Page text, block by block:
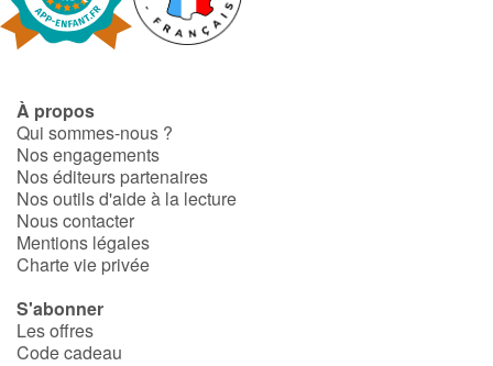
Fable, mythe, littérature et poésie
Ogres, monstres et sorcières
Héroïnes et héros
Écologie, nature, saisons
Les animaux
Voyage, épopée, enquête, aventure
À propos
Qui sommes-nous ?
Nos engagements
Nos éditeurs partenaires
Nos outils d'aide à la lecture
Nous contacter
Mentions légales
Charte vie privée
S'abonner
Les offres
Code cadeau